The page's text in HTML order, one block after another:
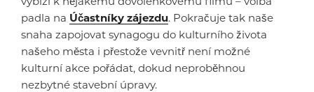
padla na Účastníky zájezdu. Pokračuje tak naše
snaha zapojovat synagogu do kulturního života
našeho města i přestože vevnitř není možné
kulturní akce pořádat, dokud neproběhnou
nezbytné stavební úpravy.